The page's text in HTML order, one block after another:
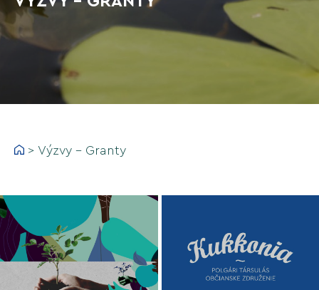
> Výzvy - Granty